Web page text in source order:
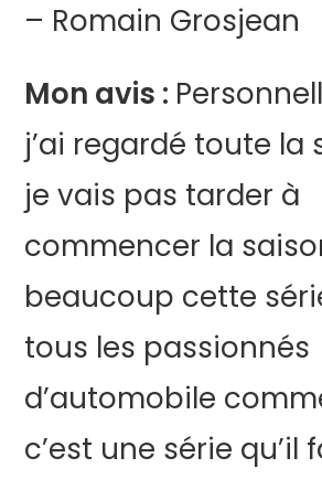
– Romain Grosjean
Mon avis :
j’ai regardé toute la
je vais pas tarder à
commencer la
beaucoup cette
tous les passionnés
d’automobile
c’est une série qu’il